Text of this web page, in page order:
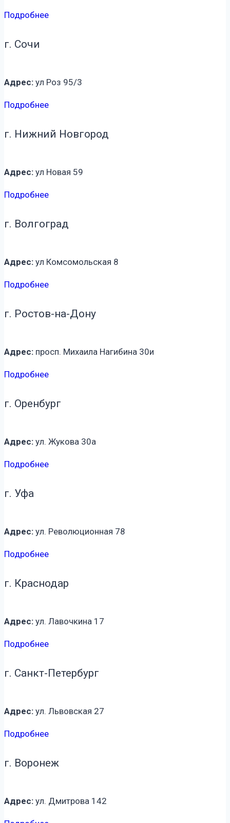
Подробнее
г. Сочи
Адрес: ул Роз 95/3
Подробнее
г. Нижний Новгород
Адрес: ул Новая 59
Подробнее
г. Волгоград
Адрес: ул Комсомольская 8
Подробнее
г. Ростов-на-Дону
Адрес: просп. Михаила Нагибина 30и
Подробнее
г. Оренбург
Адрес: ул. Жукова 30а
Подробнее
г. Уфа
Адрес: ул. Революционная 78
Подробнее
г. Краснодар
Адрес: ул. Лавочкина 17
Подробнее
г. Санкт-Петербург
Адрес: ул. Львовская 27
Подробнее
г. Воронеж
Адрес: ул. Дмитрова 142